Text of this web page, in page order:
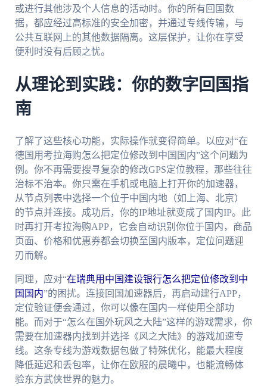
或进行其他涉及个人信息的活动时。你的所有回国数
据，都应经过高标准的安全加密，并通过专线传输，与
公共互联网上的其他数据隔离。这层保护，让你在享受
便利时没有后顾之忧。
从理论到实践：你的数字回国指
南
了解了这些核心功能，实际操作就变得简单。以应对“在
德国用考拉海购怎么把定位修改到中国国内”这个问题为
例。你不再需要搜寻复杂的修改GPS定位教程，那些往往
治标不治本。你只需在手机或电脑上打开你的加速器，
从节点列表中选择一个位于中国内地（如上海、北京）
的节点并连接。成功后，你的IP地址就变成了国内IP。此
时再打开考拉海购APP，它会自动识别你位于国内，商品
页面、价格和优惠券都会切换至国内版本，定位问题迎
刃而解。
同理，应对“在瑞典用中国建设银行怎么把定位修改到中
国国内”的困扰。连接回国加速器后，再启动建行APP，
定位验证便会通过，你可以像在国内一样使用全部功
能。而对于“怎么在国外玩风之大陆”这样的游戏需求，你
需要在加速器内找到并选择《风之大陆》的游戏加速专
线。这条专线为游戏数据包做了特殊优化，能最大程度
降低延迟和丢包率，让你在欧服的晨曦中，也能流畅体
验东方武侠世界的魅力。